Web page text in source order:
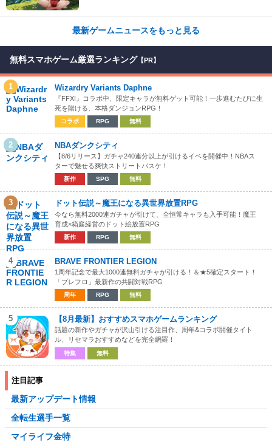
最新ゲームニュースをもっと見る
無料スマホゲーム厳選ランキング 【PR】
1 Wizardry Variants Daphne
『FFXI』コラボ中、限定キャラが無料ゲット可能！一歩進むたびに生
死を賭ける、本格ダンジョンRPG！
コラボ RPG 無料
2 NBAダンクシティ
【8/6リリース】ガチャ240連分以上が引けるイベを開催中！NBAス
ターで魅せる爽快ストリートバスケ！
新作 SPG 無料
3 ドット伝説～魔王になる異世界放置RPG
今なら無料2000連ガチャが引けて、全恒常キャラも入手可能！魔王
育成×箱庭経営のドット絵放置RPG
新作 RPG 無料
4 BRAVE FRONTIER LEGION
1周年記念で最大1000連無料ガチャが引ける！＆★5確定スタート！
「ブレフロ」最新作の共闘対戦RPG
周年 RPG 無料
5 【8月最新】おすすめスマホゲームランキング
話題の新作やガチャが沢山引ける注目作、周年&コラボ開催タイト
ル、リセマラおすすめなどを完全網羅！
特集 無料
注目記事
最新アップデート情報
全転生選手一覧
マイライフ金特